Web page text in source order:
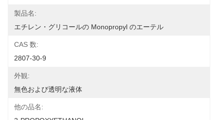
製品名:
エチレン・グリコールの Monopropyl のエーテル
CAS 数:
2807-30-9
外観:
無色および透明な液体
他の品名: